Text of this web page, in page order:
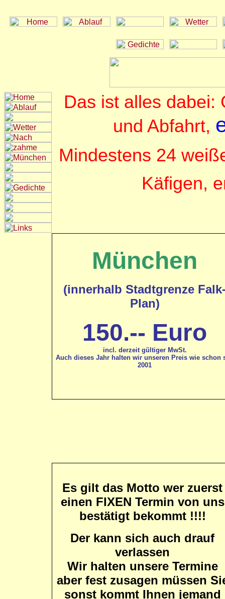
Das ist alles dabei:
und Abfahrt,
Mindestens 24
Käfigen,
München
(innerhalb Stadtgrenze
Plan)
150.-- Euro
incl. derzeit gültiger MwSt.
Auch dieses Jahr halten wir unseren Preis wie schon
2001
Es gilt das Motto wer zuerst
einen FIXEN Termin von uns
bestätigt bekommt !!!!
Der kann sich auch drauf
verlassen
Wir halten unsere Termine
aber fest zusagen müssen
sonst kommt Ihnen jemand